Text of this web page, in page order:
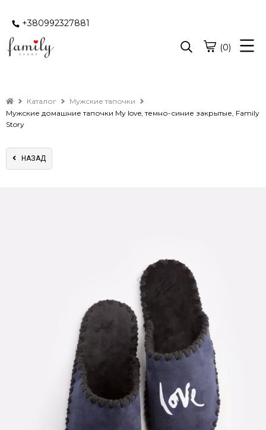
+380992327881
(0)
Каталог
Мужские тапочки
Мужские домашние тапочки My love, темно-синие закрытые, Family
Story
НАЗАД